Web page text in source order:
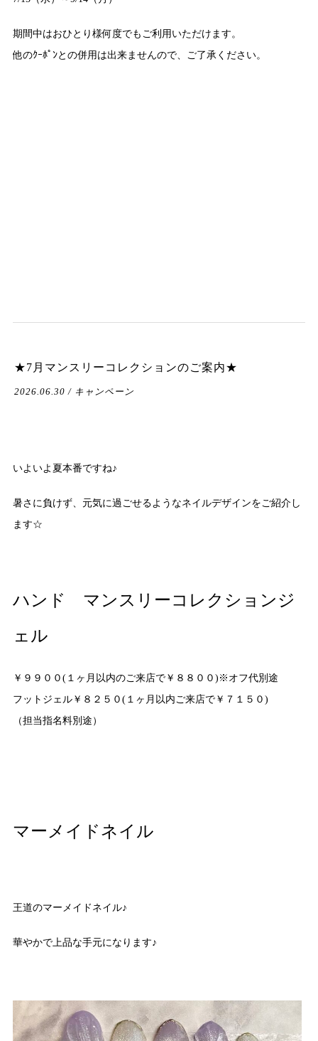
期間中はおひとり様何度でもご利用いただけます。
他のｸｰﾎﾟﾝとの併用は出来ませんので、ご了承ください。
★7月マンスリーコレクションのご案内★
2026.06.30 / キャンペーン
いよいよ夏本番ですね♪
暑さに負けず、元気に過ごせるようなネイルデザインをご紹介し
ます☆
ハンド マンスリーコレクションジ
ェル
￥９９００(１ヶ月以内のご来店で￥８８００)※オフ代別途
フットジェル￥８２５０(１ヶ月以内ご来店で￥７１５０)
（担当指名料別途）
マーメイドネイル
王道のマーメイドネイル♪
華やかで上品な手元になります♪